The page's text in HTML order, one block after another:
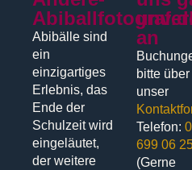
Abibälle sind
ein
einzigartiges
Erlebnis, das
Ende der
Schulzeit wird
eingeläutet,
der weitere
an
bitte über
unser
Telefon:
699 06
(Gerne